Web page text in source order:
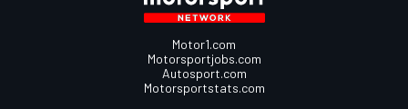
Motor1.com
Motorsportjobs.com
Autosport.com
Motorsportstats.com